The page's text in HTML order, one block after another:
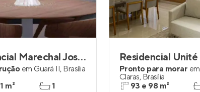
Residencial Marechal José Pessoa
em Guará II, Brasília
m²
1
Residencial Unité
Pronto para morar em
Claras, Brasília
93 e 98 m²